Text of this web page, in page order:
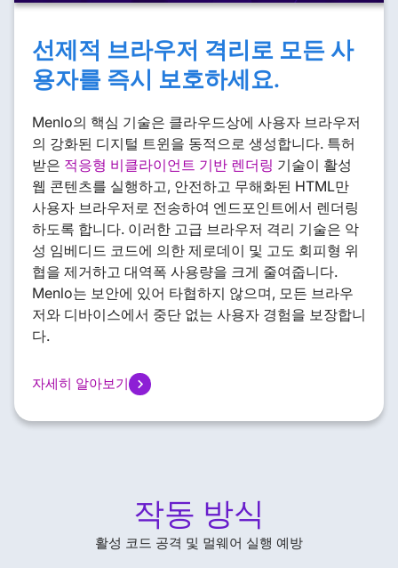
선제적 브라우저 격리로 모든 사
용자를 즉시 보호하세요.
Menlo의 핵심 기술은 클라우드상에 사용자 브라우저
의 강화된 디지털 트윈을 동적으로 생성합니다. 특허
받은 적응형 비클라이언트 기반 렌더링 기술이 활성
웹 콘텐츠를 실행하고, 안전하고 무해화된 HTML만
사용자 브라우저로 전송하여 엔드포인트에서 렌더링
하도록 합니다. 이러한 고급 브라우저 격리 기술은 악
성 임베디드 코드에 의한 제로데이 및 고도 회피형 위
협을 제거하고 대역폭 사용량을 크게 줄여줍니다.
Menlo는 보안에 있어 타협하지 않으며, 모든 브라우
저와 디바이스에서 중단 없는 사용자 경험을 보장합니
다.
자세히 알아보기
작동 방식
활성 코드 공격 및 멀웨어 실행 예방